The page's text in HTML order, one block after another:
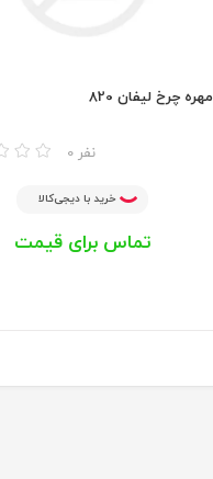
مهره چرخ لیفان 820
0 نفر
خرید با دیجی‌کالا
تماس برای قیمت